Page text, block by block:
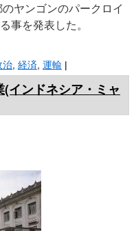
ヤンゴンのパークロイ
事を発表した。
治, 経済, 運輸 |
インドネシア・ミャ